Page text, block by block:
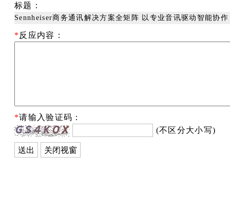
标题：
Sennheiser商务通讯解决方案全矩阵 以专业音讯驱动智能协作
* 反应内容：
*请输入验证码：
(不区分大小写)